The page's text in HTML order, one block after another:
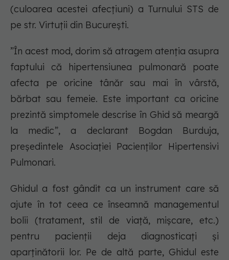
(culoarea acestei afecțiuni) a Turnului STS de
pe str. Virtuții din București.
”În acest mod, dorim să atragem atenția asupra
faptului că hipertensiunea pulmonară poate
afecta pe oricine tânăr sau mai în vârstă,
bărbat sau femeie. Este important ca oricine
prezintă simptomele descrise în Ghid să meargă
la medic”, a declarant Bogdan Burduja,
președintele Asociației Pacienților Hipertensivi
Pulmonari.
Ghidul a fost gândit ca un instrument care să
ajute în tot ceea ce înseamnă managementul
bolii (tratament, stil de viață, mișcare, etc.)
pentru pacienții deja diagnosticați și
aparținătorii lor. Pe de altă parte, Ghidul este